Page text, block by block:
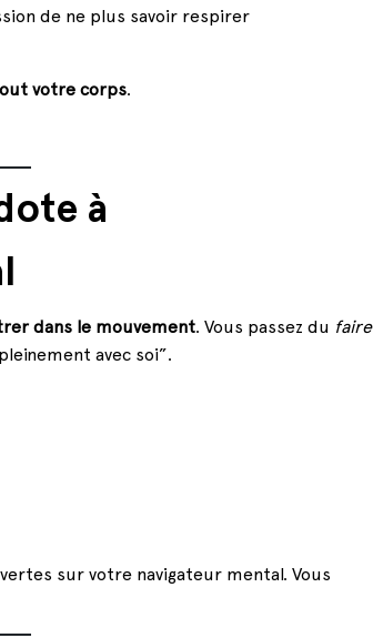
de ne plus savoir respirer
votre corps.
à
dans le mouvement. Vous passez du faire
avec soi”.
sur votre navigateur mental. Vous